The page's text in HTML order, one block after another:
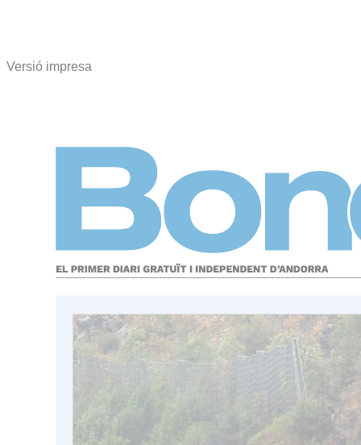
Versió impresa